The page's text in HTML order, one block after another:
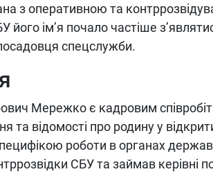
з оперативною та
його ім’я почало частіше
спецслужби.
Мережко є кадровим
та відомості про родину у
роботи в органах
СБУ та займав керівні